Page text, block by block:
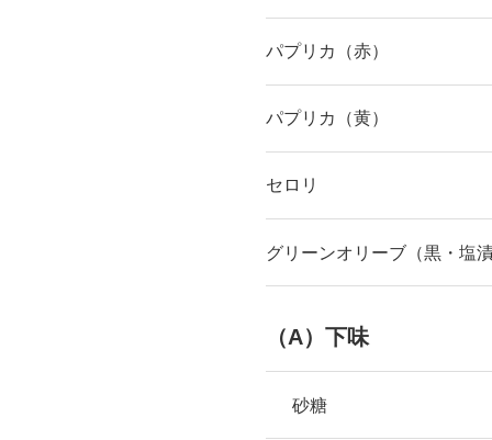
パプリカ（赤）
パプリカ（黄）
セロリ
グリーンオリーブ（黒・塩
（A）下味
砂糖